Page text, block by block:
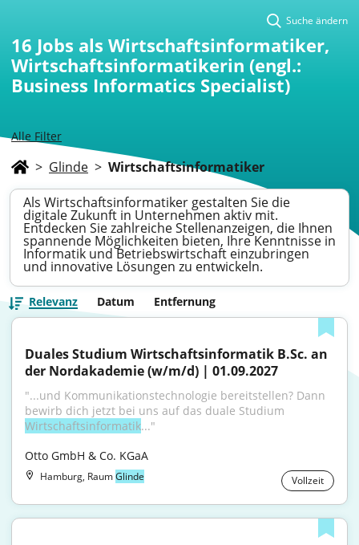
Alle Filter
Suche ändern
16 Jobs als Wirtschaftsinformatiker,
Wirtschaftsinformatikerin (engl.:
Business Informatics Specialist)
> Glinde > Wirtschaftsinformatiker
Als Wirtschaftsinformatiker gestalten Sie die
digitale Zukunft in Unternehmen aktiv mit.
Entdecken Sie zahlreiche Stellenanzeigen, die Ihnen
spannende Möglichkeiten bieten, Ihre Kenntnisse in
Informatik und Betriebswirtschaft einzubringen
und innovative Lösungen zu entwickeln.
Relevanz Datum Entfernung
Duales Studium Wirtschaftsinformatik B.Sc. an
der Nordakademie (w/m/d) | 01.09.2027
"...und Kommunikationstechnologie bereitstellen? Dann
Wirtschaftsinformatik..."
Otto GmbH & Co. KGaA
Hamburg, RaumGlinde Vollzeit